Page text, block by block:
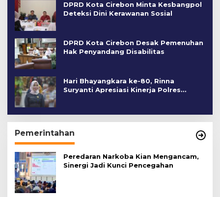
DPRD Kota Cirebon Minta Kesbangpol
Deteksi Dini Kerawanan Sosial
DPRD Kota Cirebon Desak Pemenuhan
Hak Penyandang Disabilitas
Hari Bhayangkara ke-80, Rinna
Suryanti Apresiasi Kinerja Polres
Pemerintahan
Peredaran Narkoba Kian Mengancam,
Sinergi Jadi Kunci Pencegahan